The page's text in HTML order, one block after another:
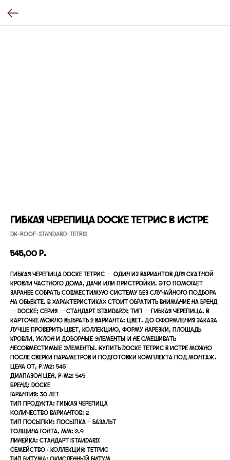
Гибкая черепица Docke Тетрис в Истре
DK-ROOF-STANDARD-TETRIS
545,00 р.
Гибкая черепица Docke Тетрис — один из вариантов для скатной
кровли частного дома, дачи или пристройки. Это помогает
заранее собрать совместимую систему без случайного подбора
на объекте. В характеристиках стоит обратить внимание на бренд
— Docke; серия — Стандарт (Standard); тип — Гибкая черепица. В
карточке можно выбрать 2 варианта: цвет. До оформления заказа
лучше проверить цвет, коллекцию, форму нарезки, площадь
кровли, уклон и доборные элементы и не смешивать
несовместимые элементы. Купить docke Тетрис в Истре можно
после сверки параметров и подготовки комплекта под монтаж.
Цена от, ₽/м²: 545
Диапазон цен, ₽/м²: 545
Бренд: Docke
Гарантия: 30 лет
Тип продукта: Гибкая черепица
Количество вариантов: 2
Тип посыпки: Посыпка – базальт
Толщина гонта, мм: 2.9
Линейка: Стандарт (Standard)
Семейство / коллекция: Тетрис